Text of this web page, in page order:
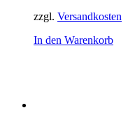
zzgl. Versandkosten
In den Warenkorb